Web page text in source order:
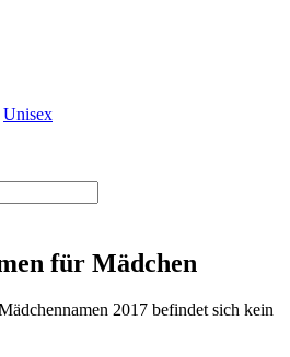
Unisex
für Mädchen
2017 befindet sich kein